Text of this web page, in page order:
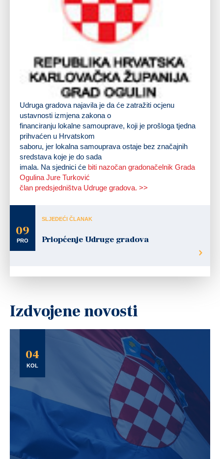
Udruga gradova najavila je da će zatražiti ocjenu
ustavnosti izmjena zakona o
financiranju lokalne samouprave, koji je prošloga tjedna
prihvaćen u Hrvatskom
saboru, jer lokalna samouprava ostaje bez značajnih
sredstava koje je do sada
imala. Na sjednici će biti nazočan gradonačelnik Grada
Ogulina Jure Turković
član predsjedništva Udruge gradova. >>
09
PRO
SLJEDEĆI ČLANAK
Priopćenje Udruge gradova
Izdvojene novosti
04
KOL